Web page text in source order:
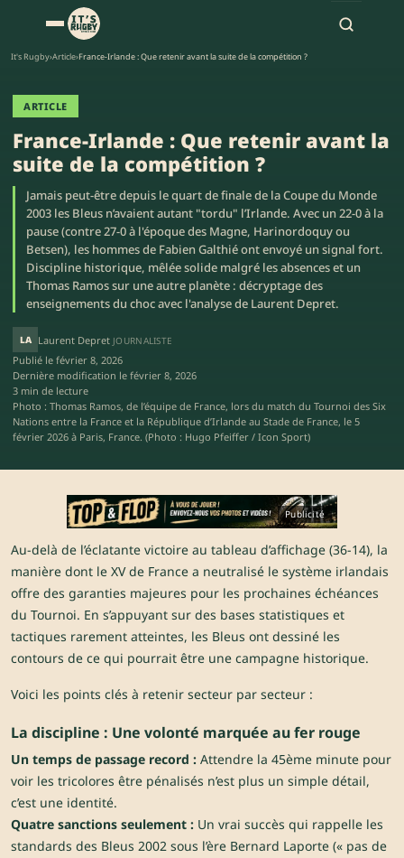
It's Rugby›Article›France-Irlande : Que retenir avant la suite de la compétition ?
ARTICLE
France-Irlande : Que retenir avant la
suite de la compétition ?
Jamais peut-être depuis le quart de finale de la Coupe du Monde
2003 les Bleus n’avaient autant "tordu" l’Irlande. Avec un 22-0 à la
pause (contre 27-0 à l'époque des Magne, Harinordoquy ou
Betsen), les hommes de Fabien Galthié ont envoyé un signal fort.
Discipline historique, mêlée solide malgré les absences et un
Thomas Ramos sur une autre planète : décryptage des
enseignements du choc avec l'analyse de Laurent Depret.
LA Laurent Depret JOURNALISTE
Publié le février 8, 2026
Dernière modification le février 8, 2026
3 min de lecture
Photo : Thomas Ramos, de l’équipe de France, lors du match du Tournoi des Six
Nations entre la France et la République d’Irlande au Stade de France, le 5
février 2026 à Paris, France. (Photo : Hugo Pfeiffer / Icon Sport)
Publicité
Au-delà de l’éclatante victoire au tableau d’affichage (36-14), la
manière dont le XV de France a neutralisé le système irlandais
offre des garanties majeures pour les prochaines échéances
du Tournoi. En s’appuyant sur des bases statistiques et
tactiques rarement atteintes, les Bleus ont dessiné les
contours de ce qui pourrait être une campagne historique.
Voici les points clés à retenir secteur par secteur :
La discipline : Une volonté marquée au fer rouge
Un temps de passage record : Attendre la 45ème minute pour
voir les tricolores être pénalisés n’est plus un simple détail,
c’est une identité.
Quatre sanctions seulement : Un vrai succès qui rappelle les
standards des Bleus 2002 sous l’ère Bernard Laporte (« pas de